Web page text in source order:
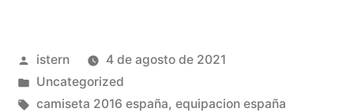
Publicado
por
istern
4 de agosto de 2021
Publicado
en
Uncategorized
Etiquetas:
camiseta 2016 españa, equipacion españa